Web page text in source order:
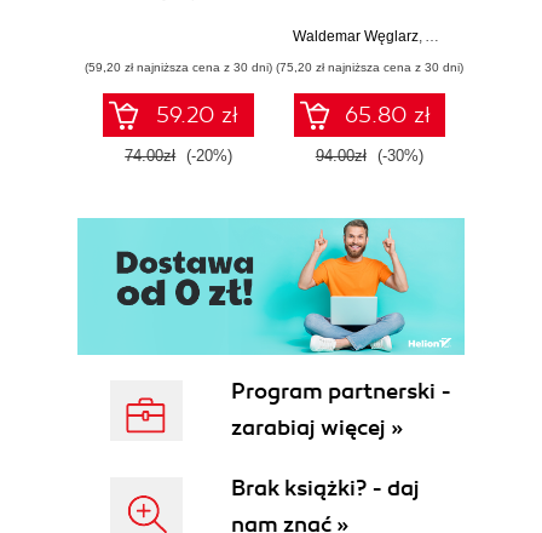
(59,20 zł najniższa cena z 30 dni)
59.20 zł
74.00zł (-20%)
Waldemar Węglarz,
(75,20 zł najniższa cena z 30 dni)
65.80 zł
94.00zł (-30%)
Program partnerski -
zarabiaj więcej »
Brak książki? - daj
nam znać »